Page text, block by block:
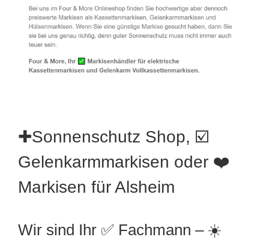
✚Sonnenschutz Shop, ☑️
Gelenkarmmarkisen oder ❤️
Markisen für Alsheim
Wir sind Ihr ✅ Fachmann – ☀️